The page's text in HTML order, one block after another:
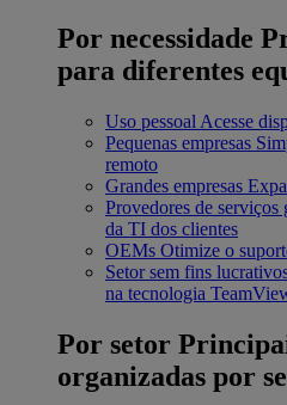
Por necessidade
para diferentes
Uso pessoal Acesse
Pequenas empresas
remoto
Grandes empresas
Provedores de serviços
da TI dos clientes
OEMs Otimize o
Setor sem fins
na tecnologia
Por setor
organizadas por